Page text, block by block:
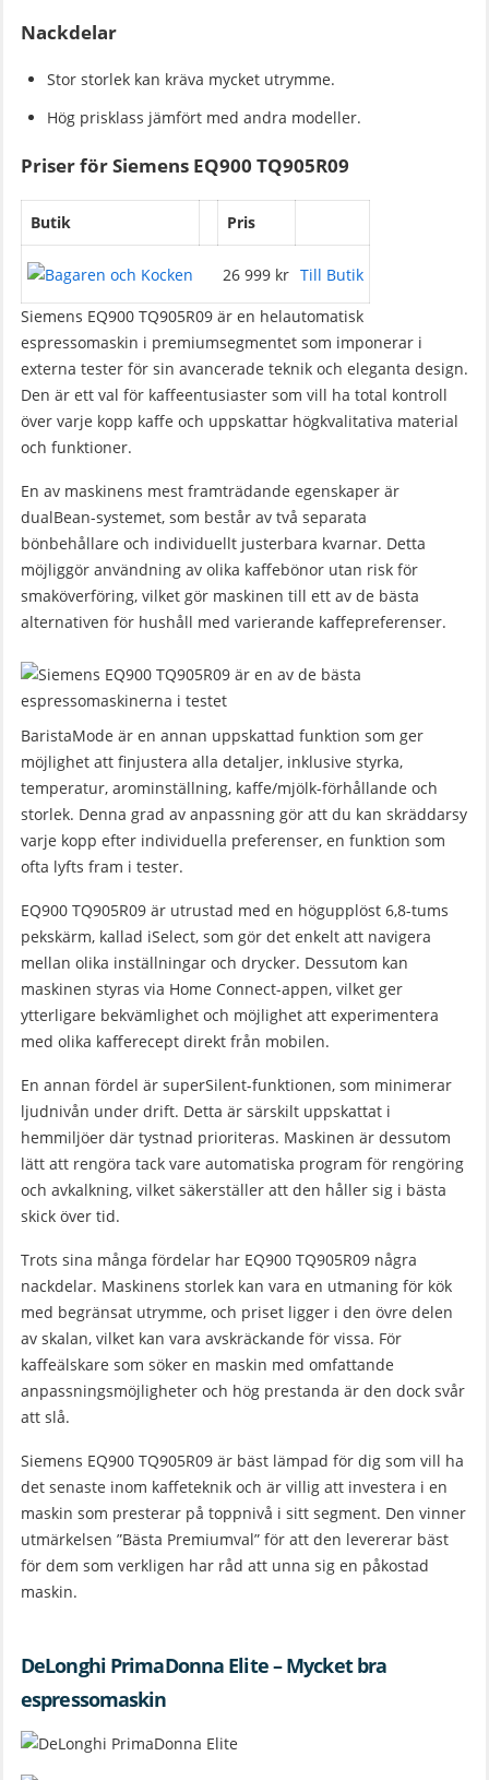
Nackdelar
Stor storlek kan kräva mycket utrymme.
Hög prisklass jämfört med andra modeller.
Priser för Siemens EQ900 TQ905R09
Butik Pris
26 999 kr Till Butik
Siemens EQ900 TQ905R09 är en helautomatisk
espressomaskin i premiumsegmentet som imponerar i
externa tester för sin avancerade teknik och eleganta design.
Den är ett val för kaffeentusiaster som vill ha total kontroll
över varje kopp kaffe och uppskattar högkvalitativa material
och funktioner.
En av maskinens mest framträdande egenskaper är
dualBean-systemet, som består av två separata
bönbehållare och individuellt justerbara kvarnar. Detta
möjliggör användning av olika kaffebönor utan risk för
smaköverföring, vilket gör maskinen till ett av de bästa
alternativen för hushåll med varierande kaffepreferenser.
BaristaMode är en annan uppskattad funktion som ger
möjlighet att finjustera alla detaljer, inklusive styrka,
temperatur, arominställning, kaffe/mjölk-förhållande och
storlek. Denna grad av anpassning gör att du kan skräddarsy
varje kopp efter individuella preferenser, en funktion som
ofta lyfts fram i tester.
EQ900 TQ905R09 är utrustad med en högupplöst 6,8-tums
pekskärm, kallad iSelect, som gör det enkelt att navigera
mellan olika inställningar och drycker. Dessutom kan
maskinen styras via Home Connect-appen, vilket ger
ytterligare bekvämlighet och möjlighet att experimentera
med olika kafferecept direkt från mobilen.
En annan fördel är superSilent-funktionen, som minimerar
ljudnivån under drift. Detta är särskilt uppskattat i
hemmiljöer där tystnad prioriteras. Maskinen är dessutom
lätt att rengöra tack vare automatiska program för rengöring
och avkalkning, vilket säkerställer att den håller sig i bästa
skick över tid.
Trots sina många fördelar har EQ900 TQ905R09 några
nackdelar. Maskinens storlek kan vara en utmaning för kök
med begränsat utrymme, och priset ligger i den övre delen
av skalan, vilket kan vara avskräckande för vissa. För
kaffeälskare som söker en maskin med omfattande
anpassningsmöjligheter och hög prestanda är den dock svår
att slå.
Siemens EQ900 TQ905R09 är bäst lämpad för dig som vill ha
det senaste inom kaffeteknik och är villig att investera i en
maskin som presterar på toppnivå i sitt segment. Den vinner
utmärkelsen ”Bästa Premiumval” för att den levererar bäst
för dem som verkligen har råd att unna sig en påkostad
maskin.
DeLonghi PrimaDonna Elite – Mycket bra
espressomaskin